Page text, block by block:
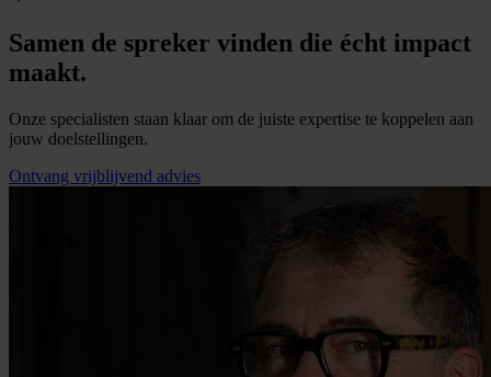
Samen de spreker vinden die écht impact
maakt.
Onze specialisten staan klaar om de juiste expertise te koppelen aan
jouw doelstellingen.
Ontvang vrijblijvend advies